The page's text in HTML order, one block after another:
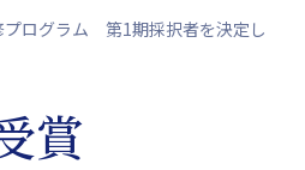
プログラム 第1期採択者を決定し
賞